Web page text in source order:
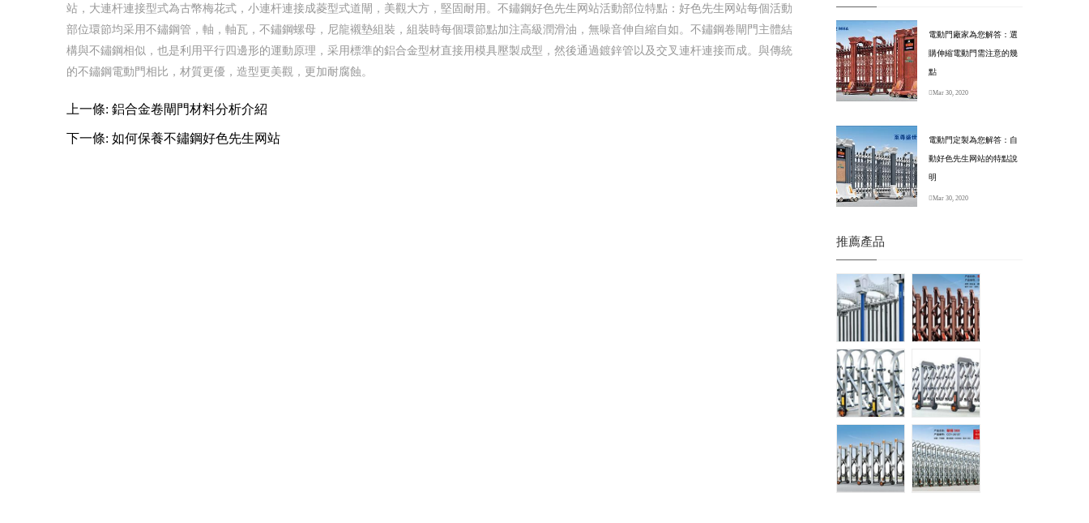
站，大連杆連接型式為古幣梅花式，小連杆連接成菱型式道閘，美觀大方，堅固耐用。不鏽鋼好色先生网站活動部位特點：好色先生网站每個活動
部位環節均采用不鏽鋼管，軸，軸瓦，不鏽鋼螺母，尼龍襯墊組裝，組裝時每個環節點加注高級潤滑油，無噪音伸自縮自如。不鏽鋼卷閘門主體結
構與不鏽鋼相似，也是利用平行四邊形的運動原理，采用標準的鋁合金型材直接用模具壓製成型，然後通過鍍鋅管以及交叉連杆連接而成。與傳統
的不鏽鋼電動門相比，材質更優，造型更美觀，更加耐腐蝕。
上一條:鋁合金卷閘門材料分析介紹
下一條:如何保養不鏽鋼好色先生网站
電動門廠家為您解答：選
購伸縮電動門需注意的幾
點
Mar 30, 2020
電動門定製為您解答：自
動好色先生网站的特點說
明
Mar 30, 2020
推薦產品